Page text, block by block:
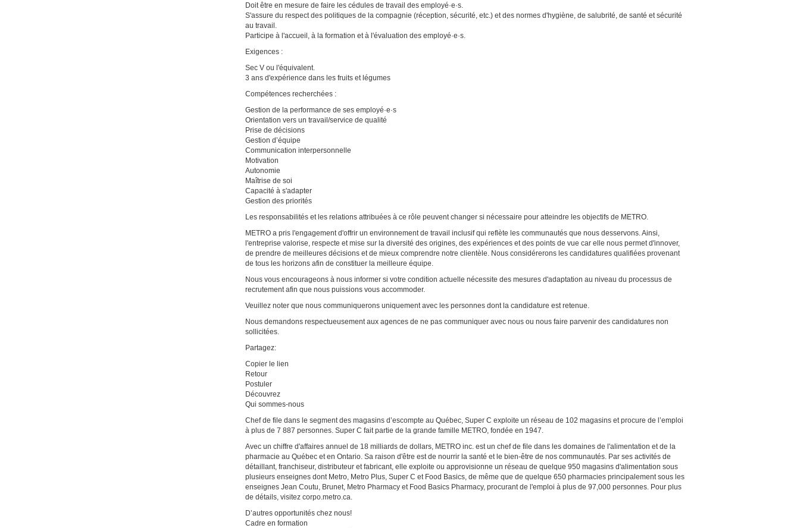
Doit être en mesure de faire les cédules de travail des employé·e·s.
S'assure du respect des politiques de la compagnie (réception, sécurité, etc.) et des normes d'hygiène, de salubrité, de santé et sécurité
au travail.
Participe à l'accueil, à la formation et à l'évaluation des employé·e·s.
Exigences :
Sec V ou l'équivalent.
3 ans d'expérience dans les fruits et légumes
Compétences recherchées :
Gestion de la performance de ses employé·e·s
Orientation vers un travail/service de qualité
Prise de décisions
Gestion d’équipe
Communication interpersonnelle
Motivation
Autonomie
Maîtrise de soi
Capacité à s'adapter
Gestion des priorités
Les responsabilités et les relations attribuées à ce rôle peuvent changer si nécessaire pour atteindre les objectifs de METRO.
METRO a pris l'engagement d'offrir un environnement de travail inclusif qui reflète les communautés que nous desservons. Ainsi,
l'entreprise valorise, respecte et mise sur la diversité des origines, des expériences et des points de vue car elle nous permet d'innover,
de prendre de meilleures décisions et de mieux comprendre notre clientèle. Nous considérerons les candidatures qualifiées provenant
de tous les horizons afin de constituer la meilleure équipe.
Nous vous encourageons à nous informer si votre condition actuelle nécessite des mesures d'adaptation au niveau du processus de
recrutement afin que nous puissions vous accommoder.
Veuillez noter que nous communiquerons uniquement avec les personnes dont la candidature est retenue.
Nous demandons respectueusement aux agences de ne pas communiquer avec nous ou nous faire parvenir des candidatures non
sollicitées.
Partagez:
Copier le lien
Retour
Postuler
Découvrez
Qui sommes-nous
Chef de file dans le segment des magasins d’escompte au Québec, Super C exploite un réseau de 102 magasins et procure de l’emploi
à plus de 7 887 personnes. Super C fait partie de la grande famille METRO, fondée en 1947.
Avec un chiffre d'affaires annuel de 18 milliards de dollars, METRO inc. est un chef de file dans les domaines de l'alimentation et de la
pharmacie au Québec et en Ontario. Sa raison d'être est de nourrir la santé et le bien-être de nos communautés. Par ses activités de
détaillant, franchiseur, distributeur et fabricant, elle exploite ou approvisionne un réseau de quelque 950 magasins d'alimentation sous
plusieurs enseignes dont Metro, Metro Plus, Super C et Food Basics, de même que de quelque 650 pharmacies principalement sous les
enseignes Jean Coutu, Brunet, Metro Pharmacy et Food Basics Pharmacy, procurant de l'emploi à plus de 97,000 personnes. Pour plus
de détails, visitez corpo.metro.ca.
D’autres opportunités chez nous!
Cadre en formation